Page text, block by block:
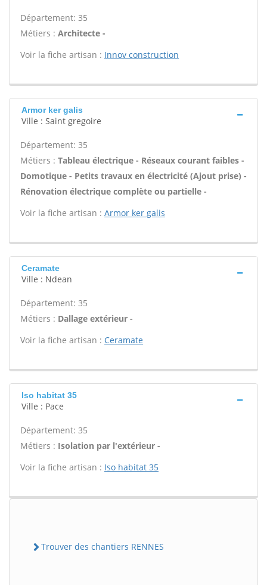
Département: 35
Métiers : Architecte -
Voir la fiche artisan : Innov construction
Armor ker galis
Ville : Saint gregoire
Département: 35
Métiers : Tableau électrique - Réseaux courant faibles -
Domotique - Petits travaux en électricité (Ajout prise) -
Rénovation électrique complète ou partielle -
Voir la fiche artisan : Armor ker galis
Ceramate
Ville : Ndean
Département: 35
Métiers : Dallage extérieur -
Voir la fiche artisan : Ceramate
Iso habitat 35
Ville : Pace
Département: 35
Métiers : Isolation par l'extérieur -
Voir la fiche artisan : Iso habitat 35
Trouver des chantiers RENNES